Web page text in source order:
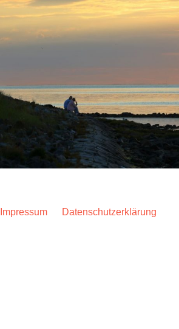
Impressum Datenschutzerklärung